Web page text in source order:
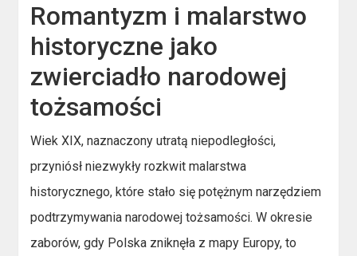
Romantyzm i malarstwo
historyczne jako
zwierciadło narodowej
tożsamości
Wiek XIX, naznaczony utratą niepodległości,
przyniósł niezwykły rozkwit malarstwa
historycznego, które stało się potężnym narzędziem
podtrzymywania narodowej tożsamości. W okresie
zaborów, gdy Polska zniknęła z mapy Europy, to